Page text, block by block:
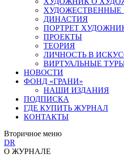
ХУДОЖЕСТВЕННЫЕ
ДИНАСТИЯ
ПОРТРЕТ
ПРОЕКТЫ
ТЕОРИЯ
ЛИЧНОСТЬ В
ВИРТУАЛЬНЫЕ
НОВОСТИ
ФОНД «ГРАНИ»
НАШИ ИЗДАНИЯ
ПОДПИСКА
ГДЕ КУПИТЬ ЖУРНАЛ
КОНТАКТЫ
Вторичное меню
DR
О ЖУРНАЛЕ